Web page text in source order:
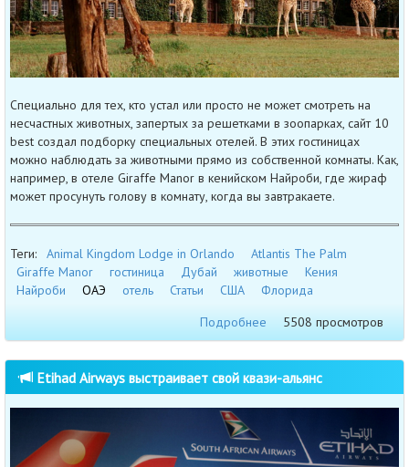
Специально для тех, кто устал или просто не может смотреть на
несчастных животных, запертых за решетками в зоопарках, сайт 10
best создал подборку специальных отелей. В этих гостиницах
можно наблюдать за животными прямо из собственной комнаты. Как,
например, в отеле Giraffe Manor в кенийском Найроби, где жираф
может просунуть голову в комнату, когда вы завтракаете.
Теги: Animal Kingdom Lodge in Orlando
Atlantis The Palm
Giraffe Manor
гостиница Дубай животные
Кения
Найроби
ОАЭ отель Статьи США
Флорида
Подробнее
5508 просмотров
Etihad Airways выстраивает свой квази-альянс